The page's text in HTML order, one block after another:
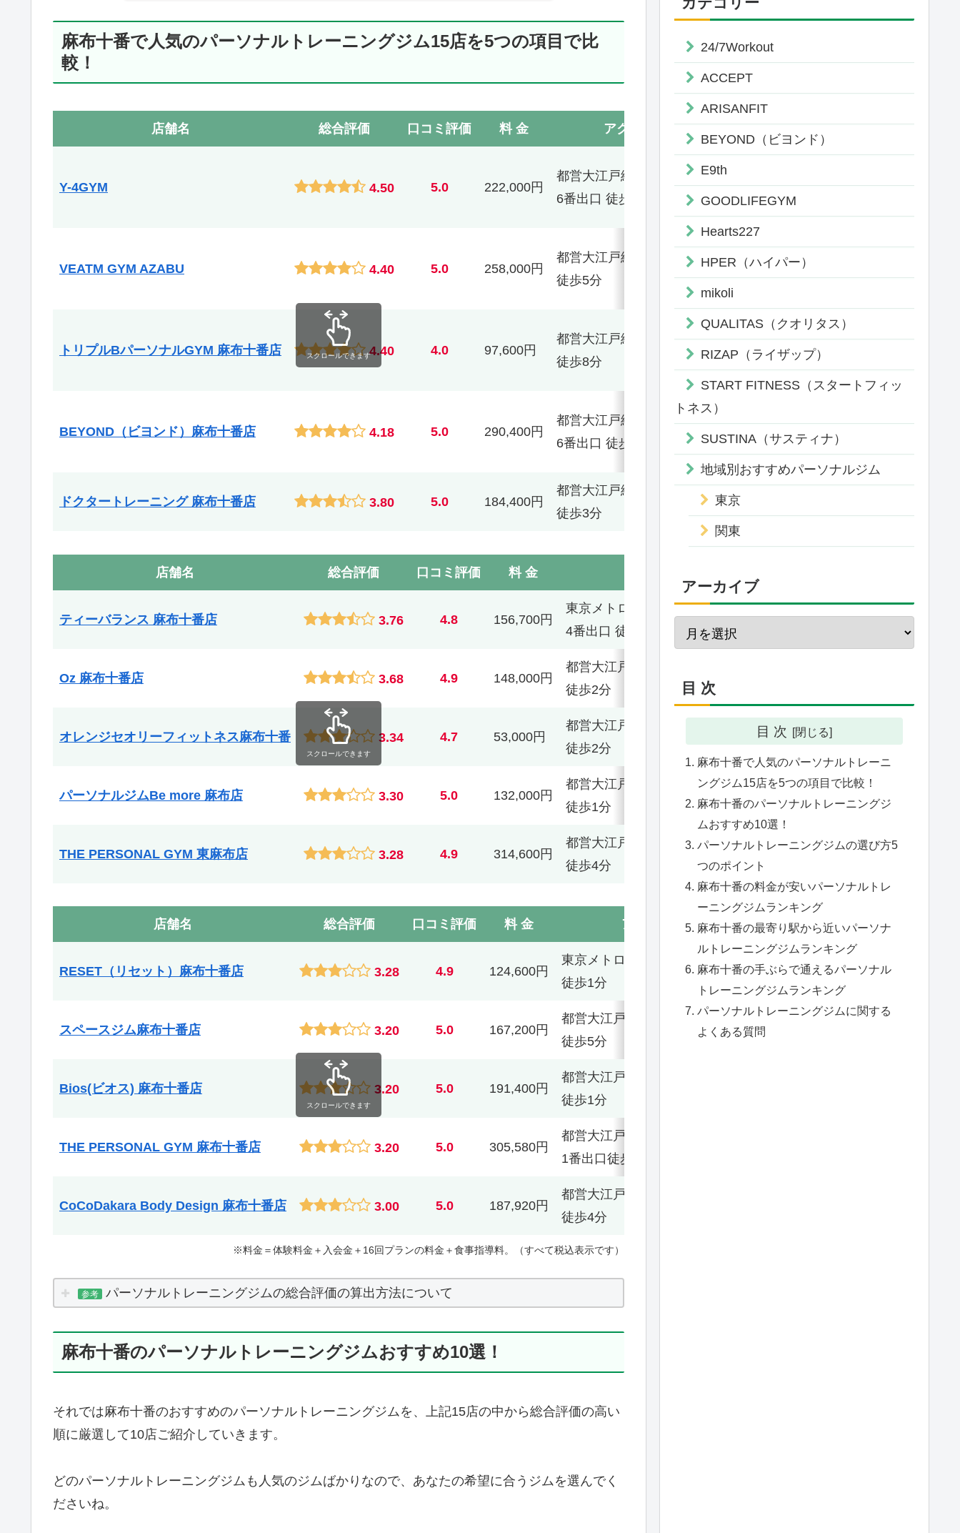
麻布十番で人気のパーソナルトレーニングジム15店を5つの項目で比
較！
店舗名 総合評価 口コミ評価 料 金 アクセス 施 設 無料レンタル
Y-4GYM 4.50 5.0 222,000円
都営大江戸線 麻布十番駅
6番出口 徒歩0分
シャワー
タオル・水
VEATM GYM AZABU 4.40 5.0 258,000円
都営大江戸線 麻布十番駅
徒歩5分
完全個室
シャワー
ウェア・シューズ
タオル・水
トリプルBパーソナルGYM 麻布十番店 4.40 4.0 97,600円
都営大江戸線 麻布十番駅
徒歩8分
完全個室
シャワー
ウェア・シューズ
タオル・水
アメニティ
BEYOND（ビヨンド）麻布十番店 4.18 5.0 290,400円
都営大江戸線 麻布十番駅
6番出口 徒歩4分
シャワー
タオル・水
アメニティ
ドクタートレーニング 麻布十番店 3.80 5.0 184,400円
都営大江戸線 麻布十番駅
徒歩3分
シャワー
スクロールできます
店舗名 総合評価 口コミ評価 料 金
ティーバランス 麻布十番店 3.76 4.8 156,700円
東京メトロ南北線 麻布十番駅
4番出口 徒歩4分
完全個室 ウェア・水
Oz 麻布十番店 3.68 4.9 148,000円
都営大江戸線 麻布十番駅
徒歩2分
オレンジセオリーフィットネス麻布十番 3.34 4.7 53,000円
都営大江戸線 麻布十番駅
徒歩2分
完全個室
シャワー
な し
パーソナルジムBe more 麻布店 3.30 5.0 132,000円
都営大江戸線 赤羽橋駅
徒歩1分
THE PERSONAL GYM 東麻布店 3.28 4.9 314,600円
都営大江戸線 赤羽橋駅
徒歩4分
－ 水・ウェア・タオル
スクロールできます
店舗名 総合評価 口コミ評価 料 金 アクセス 施 設 無料レンタル
RESET（リセット）麻布十番店 3.28 4.9 124,600円
東京メトロ南北線 麻布十番駅
徒歩1分
－ 不明
スペースジム麻布十番店 3.20 5.0 167,200円
都営大江戸線 麻布十番駅
徒歩5分
－
Bios(ビオス) 麻布十番店 3.20 5.0 191,400円
都営大江戸線 麻布十番駅
徒歩1分
THE PERSONAL GYM 麻布十番店 3.20 5.0 305,580円
都営大江戸線 麻布十番駅
1番出口徒歩8分
CoCoDakara Body Design 麻布十番店 3.00 5.0 187,920円
都営大江戸線 麻布十番駅
徒歩4分
スクロールできます
※料金＝体験料金＋入会金＋16回プランの料金＋食事指導料。（すべて税込表示です）
参考 パーソナルトレーニングジムの総合評価の算出方法について
麻布十番のパーソナルトレーニングジムおすすめ10選！
それでは麻布十番のおすすめのパーソナルトレーニングジムを、上記15店の中から総合評価の高い
順に厳選して10店ご紹介していきます。
どのパーソナルトレーニングジムも人気のジムばかりなので、あなたの希望に合うジムを選んでく
ださいね。
24/7Workout
ACCEPT
ARISANFIT
BEYOND（ビヨンド）
E9th
GOODLIFEGYM
Hearts227
HPER（ハイパー）
mikoli
QUALITAS（クオリタス）
RIZAP（ライザップ）
START FITNESS（スタートフィッ
トネス）
SUSTINA（サスティナ）
地域別おすすめパーソナルジム
東京
関東
アーカイブ
目 次
目 次
麻布十番で人気のパーソナルトレーニ
ングジム15店を5つの項目で比較！
麻布十番のパーソナルトレーニングジ
ムおすすめ10選！
パーソナルトレーニングジムの選び方5
つのポイント
麻布十番の料金が安いパーソナルトレ
ーニングジムランキング
麻布十番の最寄り駅から近いパーソナ
ルトレーニングジムランキング
麻布十番の手ぶらで通えるパーソナル
トレーニングジムランキング
パーソナルトレーニングジムに関する
よくある質問